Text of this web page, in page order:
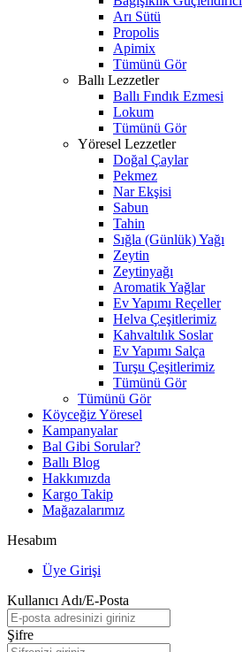
Arı Sütü
Propolis
Apimix
Tümünü Gör
Ballı Lezzetler
Ballı Fındık Ezmesi
Lokum
Tümünü Gör
Yöresel Lezzetler
Doğal Çaylar
Pekmez
Nar Ekşisi
Sabun
Tahin
Sığla (Günlük) Yağı
Zeytin
Zeytinyağı
Aromatik Yağlar
Ev Yapımı Reçeller
Helva Çeşitlerimiz
Kahvaltılık Soslar
Ev Yapımı Salça
Turşu Çeşitlerimiz
Tümünü Gör
Tümünü Gör
Köyceğiz Yöresel
Kampanyalar
Bal Gibi Sorular?
Ballı Blog
Hakkımızda
Kargo Takip
Mağazalarımız
Hesabım
Üye Girişi
Kullanıcı Adı/E-Posta
Şifre